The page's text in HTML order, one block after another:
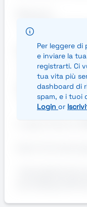
- conduzione di
Requisiti
- Possesso di
- Capacità di
geografiche e
- Flessibilità oraria
Per leggere
e inviare la
registrarti. Ci
tua vita più
dashboard di
spam, e i tuoi
Login or